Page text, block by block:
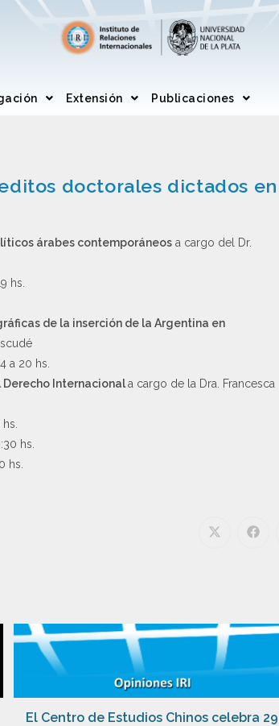
Extensión Publicaciones
doctorales dictados en
árabes contemporáneos a cargo del Dr.
hs.
de la inserción de la Argentina en
a 20 hs.
Derecho Internacionala cargo de la Dra. Francesca
hs.
hs.
El Centro de Estudios Chinos celebra 29